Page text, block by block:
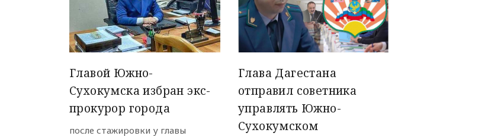
Главой Южно-
Сухокумска избран экс-
прокурор города
после стажировки у главы
Глава Дагестана
отправил советника
управлять Южно-
Сухокумском